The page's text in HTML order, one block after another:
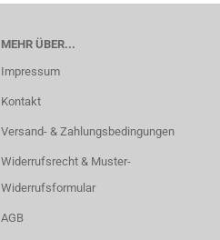
MEHR ÜBER...
Impressum
Kontakt
Versand- & Zahlungsbedingungen
Widerrufsrecht & Muster-
Widerrufsformular
AGB